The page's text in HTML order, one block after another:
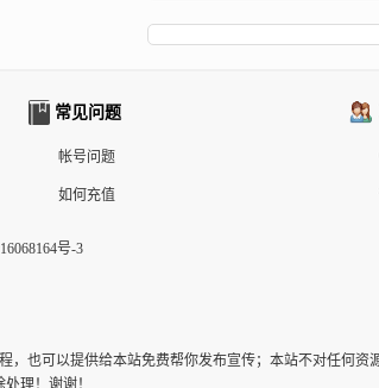
常见问题
帐号问题
如何充值
号-3
，也可以提供给本站免费帮你发布宣传；本站不对任何资
理！谢谢！